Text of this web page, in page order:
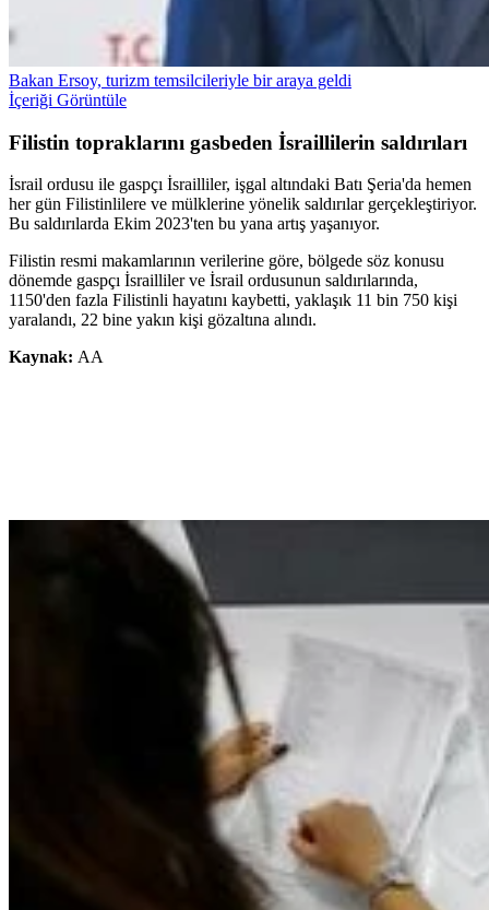
Bakan Ersoy, turizm temsilcileriyle bir araya geldi
İçeriği Görüntüle
Filistin topraklarını gasbeden İsraillilerin saldırıları
İsrail ordusu ile gaspçı İsrailliler, işgal altındaki Batı Şeria'da hemen
her gün Filistinlilere ve mülklerine yönelik saldırılar gerçekleştiriyor.
Bu saldırılarda Ekim 2023'ten bu yana artış yaşanıyor.
Filistin resmi makamlarının verilerine göre, bölgede söz konusu
dönemde gaspçı İsrailliler ve İsrail ordusunun saldırılarında,
1150'den fazla Filistinli hayatını kaybetti, yaklaşık 11 bin 750 kişi
yaralandı, 22 bine yakın kişi gözaltına alındı.
Kaynak: AA